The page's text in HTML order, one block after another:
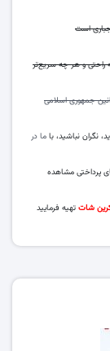
است
راحتی و هر چه سریع‌‌تر
جمهوری اسلامی
نگران نباشید، با ما در
پرداختی مشاهده
شات تهیه فرمایید